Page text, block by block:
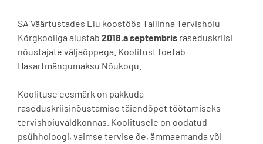
SA Väärtustades Elu koostöös Tallinna Tervishoiu
Kõrgkooliga alustab 2018.a septembris raseduskriisi
nõustajate väljaõppega. Koolitust toetab
Hasartmängumaksu Nõukogu.
Koolituse eesmärk on pakkuda
raseduskriisinõustamise täiendõpet töötamiseks
tervishoiuvaldkonnas. Koolitusele on oodatud
psühholoogi, vaimse tervise õe, ämmaemanda või